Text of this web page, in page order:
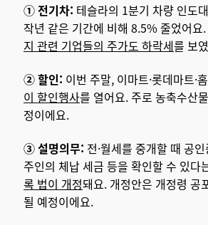
① 전기차: 테슬라의 1분기 차량 인도
작년 같은 기간에 비해 8.5% 줄었어요
지 관련 기업들의 주가도 하락세를 보
② 할인: 이번 주말, 이마트·롯데마트·
이 할인행사를 열어요. 주로 농축수산
정이에요.
③ 설명의무: 전·월세를 중개할 때 공
주인의 체납 세금 등을 확인할 수 있다
록 법이 개정돼요. 개정안은 개정령 공
될 예정이에요.